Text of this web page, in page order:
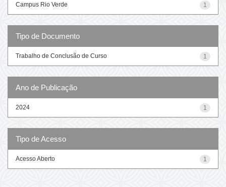
1
Campus Rio Verde
Tipo de Documento
1
Trabalho de Conclusão de Curso
Ano de Publicação
1
2024
Tipo de Acesso
1
Acesso Aberto